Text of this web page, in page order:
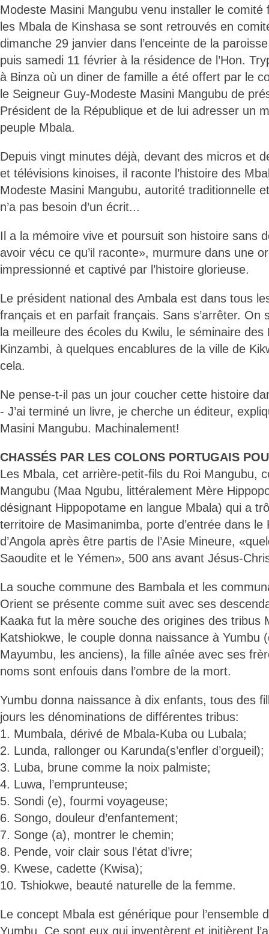
Modeste Masini Mangubu venu installer le comité
les Mbala de Kinshasa se sont retrouvés en
dimanche 29 janvier dans l’enceinte de la
puis samedi 11 février à la résidence de l’Hon.
à Binza où un diner de famille a été offert par le
le Seigneur Guy-Modeste Masini Mangubu de
Président de la République et de lui adresser un
peuple Mbala.
Depuis vingt minutes déjà, devant des micros et
et télévisions kinoises, il raconte l’histoire des
Modeste Masini Mangubu, autorité traditionnelle
n’a pas besoin d’un écrit...
Il a la mémoire vive et poursuit son histoire sans
avoir vécu ce qu’il raconte», murmure dans une
impressionné et captivé par l’histoire glorieuse.
Le président national des Ambala est dans tous
français et en parfait français. Sans s’arrêter. On
la meilleure des écoles du Kwilu, le séminaire
Kinzambi, à quelques encablures de la ville de
cela.
Ne pense-t-il pas un jour coucher cette histoire
- J’ai terminé un livre, je cherche un éditeur,
Masini Mangubu. Machinalement!
CHASSÉS PAR LES COLONS PORTUGAIS
Les Mbala, cet arrière-petit-fils du Roi Mangubu,
Mangubu (Maa Ngubu, littéralement Mère
désignant Hippopotame en langue Mbala) qui a
territoire de Masimanimba, porte d’entrée dans le
d’Angola après être partis de l’Asie Mineure,
Saoudite et le Yémen», 500 ans avant Jésus-
La souche commune des Bambala et les
Orient se présente comme suit avec ses
Kaaka fut la mère souche des origines des tribus
Katshiokwe, le couple donna naissance à Yumbu
Mayumbu, les anciens), la fille aînée avec ses
noms sont enfouis dans l’ombre de la mort.
Yumbu donna naissance à dix enfants, tous des
jours les dénominations de différentes tribus:
1. Mumbala, dérivé de Mbala-Kuba ou Lubala;
2. Lunda, rallonger ou Karunda(s’enfler d’orgueil);
3. Luba, brune comme la noix palmiste;
4. Luwa, l’emprunteuse;
5. Sondi (e), fourmi voyageuse;
6. Songo, douleur d’enfantement;
7. Songe (a), montrer le chemin;
8. Pende, voir clair sous l’état d’ivre;
9. Kwese, cadette (Kwisa);
10. Tshiokwe, beauté naturelle de la femme.
Le concept Mbala est générique pour l’ensemble
Yumbu. Ce sont eux qui inventèrent et initièrent